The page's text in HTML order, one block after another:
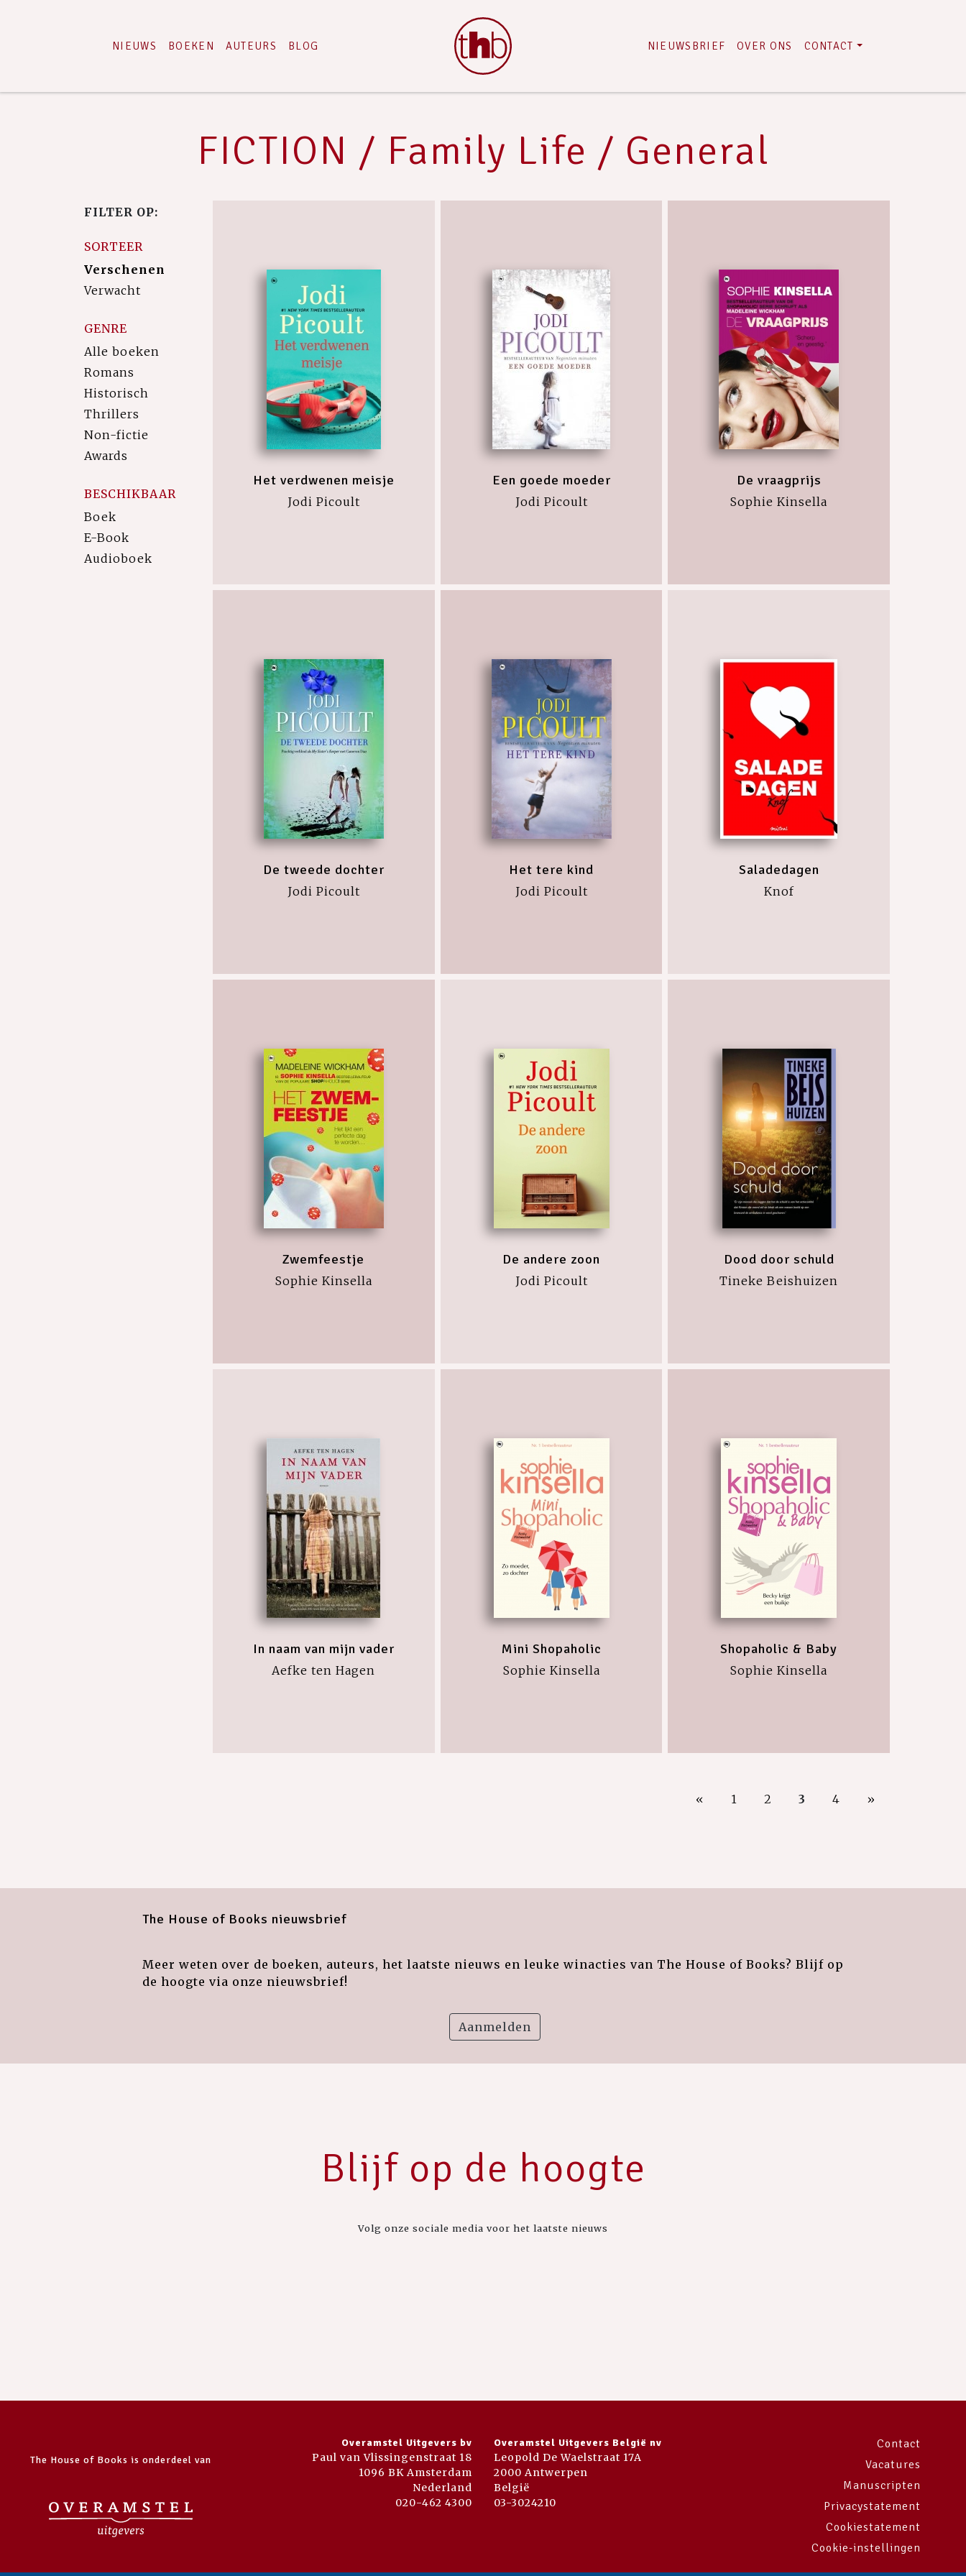
NIEUWS BOEKEN AUTEURS BLOG NIEUWSBRIEF OVER ONS CONTACT
FICTION / Family Life / General
FILTER OP:
SORTEER
Verschenen
Verwacht
GENRE
Alle boeken
Romans
Historisch
Thrillers
Non-fictie
Awards
BESCHIKBAAR
Boek
E-Book
Audioboek
Het verdwenen meisje
Jodi Picoult
Een goede moeder
Jodi Picoult
De vraagprijs
Sophie Kinsella
De tweede dochter
Jodi Picoult
Het tere kind
Jodi Picoult
Saladedagen
Knof
Zwemfeestje
Sophie Kinsella
De andere zoon
Jodi Picoult
Dood door schuld
Tineke Beishuizen
In naam van mijn vader
Aefke ten Hagen
Mini Shopaholic
Sophie Kinsella
Shopaholic & Baby
Sophie Kinsella
« 1 2 3 4 »
The House of Books nieuwsbrief
Meer weten over de boeken, auteurs, het laatste nieuws en leuke winacties van The House of Books? Blijf op
de hoogte via onze nieuwsbrief!
Aanmelden
Blijf op de hoogte
Volg onze sociale media voor het laatste nieuws
The House of Books is onderdeel van
Overamstel Uitgevers bv
Paul van Vlissingenstraat 18
1096 BK Amsterdam
Nederland
020-462 4300
Overamstel Uitgevers België nv
Leopold De Waelstraat 17A
2000 Antwerpen
België
03-3024210
Contact
Vacatures
Manuscripten
Privacystatement
Cookiestatement
Cookie-instellingen